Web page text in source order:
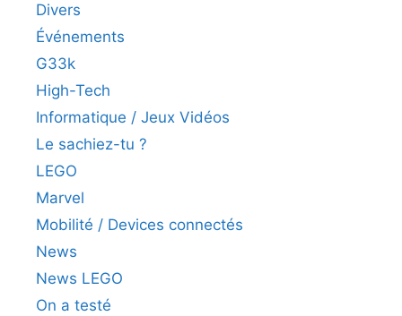
Divers
Événements
G33k
High-Tech
Informatique / Jeux Vidéos
Le sachiez-tu ?
LEGO
Marvel
Mobilité / Devices connectés
News
News LEGO
On a testé